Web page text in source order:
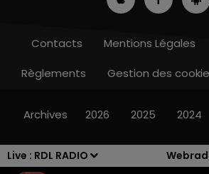
Live : RDL RADIO
7h00 - 10h00
Contacts Mentions Légales
Règlements
Gestion des
Archives 2026 2025 2024